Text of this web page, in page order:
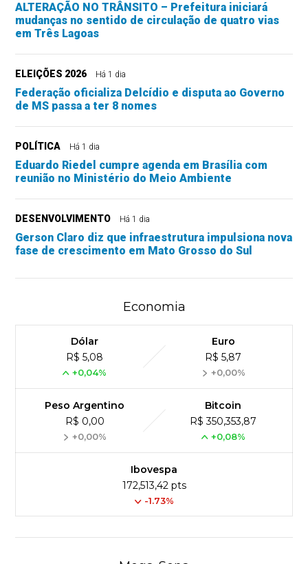
ALTERAÇÃO NO TRÂNSITO – Prefeitura iniciará
mudanças no sentido de circulação de quatro vias
em Três Lagoas
ELEIÇÕES 2026 Há 1 dia
Federação oficializa Delcídio e disputa ao Governo
de MS passa a ter 8 nomes
POLÍTICA Há 1 dia
Eduardo Riedel cumpre agenda em Brasília com
reunião no Ministério do Meio Ambiente
DESENVOLVIMENTO Há 1 dia
Gerson Claro diz que infraestrutura impulsiona nova
fase de crescimento em Mato Grosso do Sul
Economia
Dólar
R$ 5,08
+0,04%
Euro
R$ 5,87
+0,00%
Peso Argentino
R$ 0,00
+0,00%
Bitcoin
R$ 350,353,87
+0,08%
Ibovespa
172,513,42 pts
-1.73%